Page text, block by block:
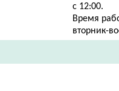
с 12:00.
Время
вторник-